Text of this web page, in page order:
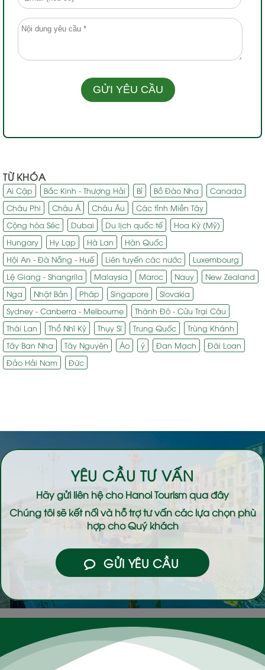
TỪ KHÓA
Ai Cập Bắc Kinh - Thượng Hải Bỉ Bồ Đào Nha
Canada
Châu Phi
Châu Á Châu Âu
Các tỉnh Miền Tây
Cộng hòa Séc
Dubai Du lịch quốc tế
Hoa Kỳ (Mỹ)
Hungary
Hy Lạp Hà Lan
Hàn Quốc
Hội An - Đà Nẵng - Huế
Liên tuyến các nước
Luxembourg
Lệ Giang - Shangrila
Malaysia Maroc Nauy
New Zealand
Nga
Nhật Bản Pháp Singapore
Slovakia
Sydney - Canberra - Melbourne
Thành Đô - Cửu Trại Câu
Thái Lan
Thổ Nhĩ Kỳ Thụy Sĩ Trung Quốc
Trùng Khánh
Tây Ban Nha
Tây Nguyên Áo ý Đan Mạch
Đài Loan
Đảo Hải Nam
Đức
YÊU CẦU TƯ VẤN
Hãy gửi liên hệ choHanoi Tourismqua đây
Chúng tôi sẽ kết nối và hỗ trợ tư vấn các lựa chọn phù
hợp cho Quý khách
GỬI YÊU CẦU